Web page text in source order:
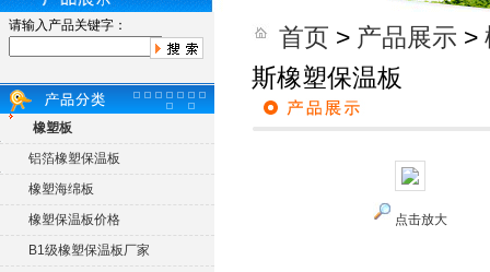
请输入产品关键字：
橡塑板
铝箔橡塑保温板
橡塑海绵板
橡塑保温板价格
B1级橡塑保温板厂家
首页 > 产品展示 >
斯橡塑保温板
点击放大